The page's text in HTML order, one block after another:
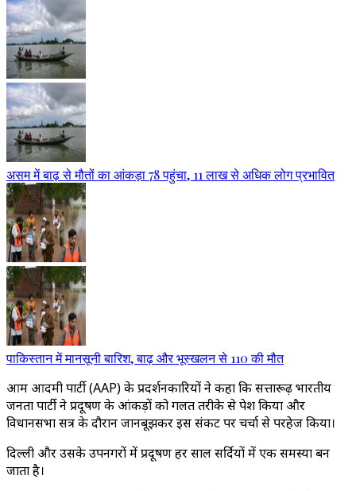
असम में बाढ़ से मौतों का आंकड़ा 78 पहुंचा, 11 लाख से अधिक लोग प्रभावित
पाकिस्तान में मानसूनी बारिश, बाढ़ और भूस्खलन से 110 की मौत
आम आदमी पार्टी (AAP) के प्रदर्शनकारियों ने कहा कि सत्तारूढ़ भारतीय
जनता पार्टी ने प्रदूषण के आंकड़ों को गलत तरीके से पेश किया और
विधानसभा सत्र के दौरान जानबूझकर इस संकट पर चर्चा से परहेज किया।
दिल्ली और उसके उपनगरों में प्रदूषण हर साल सर्दियों में एक समस्या बन
जाता है।